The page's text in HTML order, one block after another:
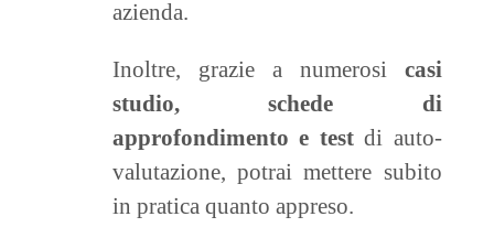
azienda.
Inoltre, grazie a numerosi casi
studio, schede di
approfondimento e testdi auto-
valutazione, potrai mettere subito
in pratica quanto appreso.